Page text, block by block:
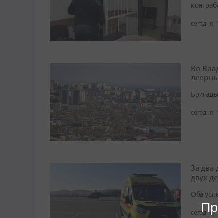
сегодня,
Во
сегодня,
За два
двух
Оба
сегодня,